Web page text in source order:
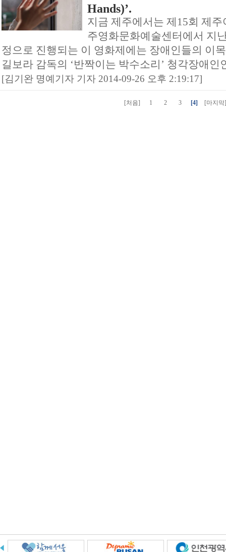
Hands)’.
지금 제주에서는 제15회 제
주영화문화예술센터에서 지
정으로 진행되는 이 영화제에는 장애인들의 이
길보라 감독의 ‘반짝이는 박수소리’ 청각장애인
[김기완 명예기자 기자 2014-09-26 오후 2:19:17]
[처음] 1 2 3 [4] [마지막]